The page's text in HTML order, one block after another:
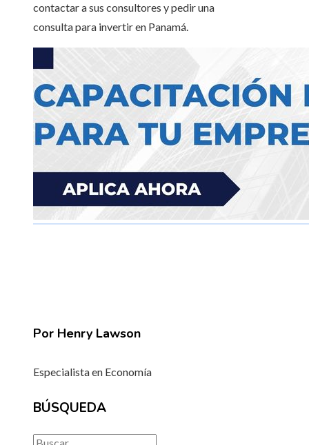
contactar a sus consultores y pedir una
consulta para invertir en Panamá.
Por Henry Lawson
Especialista en Economía
BÚSQUEDA
Buscar: